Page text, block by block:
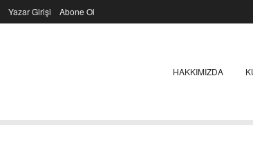
Yazar Girişi Abone Ol
HAKKIMIZDA